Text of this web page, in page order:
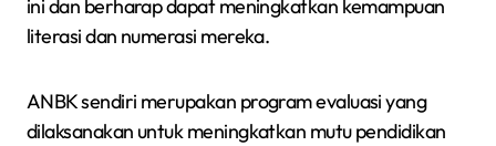
ini dan berharap dapat meningkatkan kemampuan
literasi dan numerasi mereka.
ANBK sendiri merupakan program evaluasi yang
dilaksanakan untuk meningkatkan mutu pendidikan